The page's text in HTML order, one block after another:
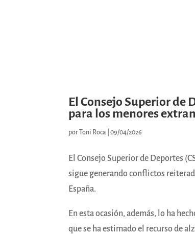
El Consejo Superior de
para los menores
porToni Roca |09/04/2026
El Consejo Superior de Deportes
sigue generando conflictos
España.
En esta ocasión, además, lo ha
que se ha estimado el recurso de